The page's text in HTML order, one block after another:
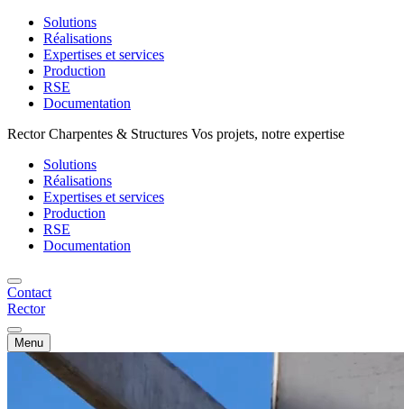
Solutions
Réalisations
Expertises et services
Production
RSE
Documentation
Rector Charpentes & Structures Vos projets, notre expertise
Solutions
Réalisations
Expertises et services
Production
RSE
Documentation
Contact
Rector
Menu